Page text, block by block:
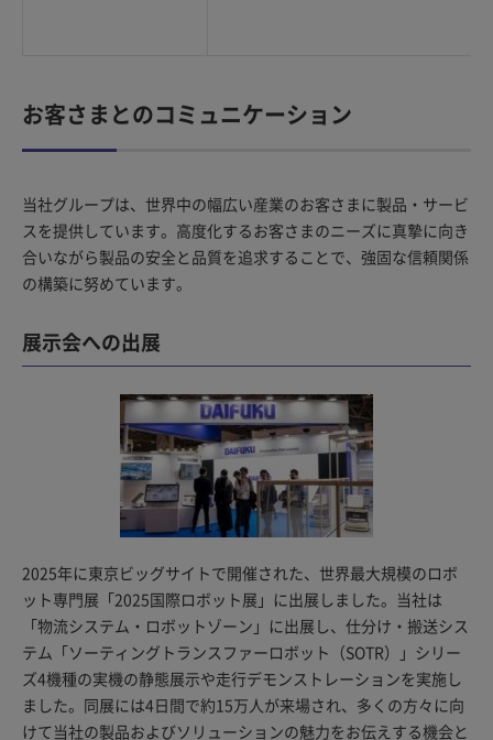
お客さまとのコミュニケーション
当社グループは、世界中の幅広い産業のお客さまに製品・サービ
スを提供しています。高度化するお客さまのニーズに真摯に向き
合いながら製品の安全と品質を追求することで、強固な信頼関係
の構築に努めています。
展示会への出展
2025年に東京ビッグサイトで開催された、世界最大規模のロボ
ット専門展「2025国際ロボット展」に出展しました。当社は
「物流システム・ロボットゾーン」に出展し、仕分け・搬送シス
テム「ソーティングトランスファーロボット（SOTR）」シリー
ズ4機種の実機の静態展示や走行デモンストレーションを実施し
ました。同展には4日間で約15万人が来場され、多くの方々に向
けて当社の製品およびソリューションの魅力をお伝えする機会と